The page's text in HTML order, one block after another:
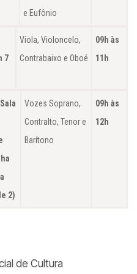
e Eufônio
7
Viola, Violoncelo,
Contrabaixo e Oboé
09h às
11h
2)
Vozes Soprano,
Contralto, Tenor e
Barítono
09h às
12h
de Cultura